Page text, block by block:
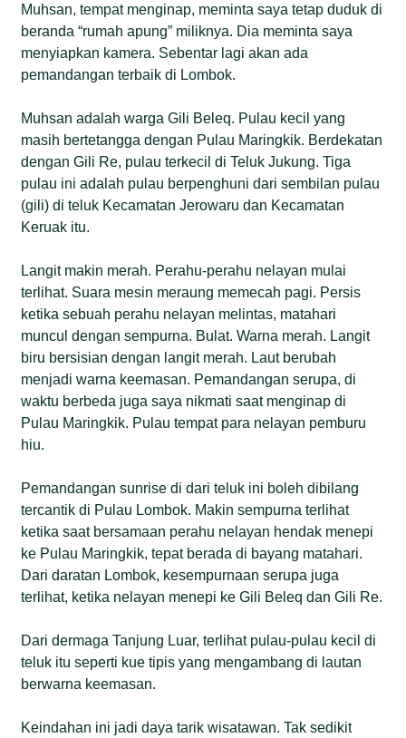
Muhsan, tempat menginap, meminta saya tetap duduk di
beranda “rumah apung” miliknya. Dia meminta saya
menyiapkan kamera. Sebentar lagi akan ada
pemandangan terbaik di Lombok.
Muhsan adalah warga Gili Beleq. Pulau kecil yang
masih bertetangga dengan Pulau Maringkik. Berdekatan
dengan Gili Re, pulau terkecil di Teluk Jukung. Tiga
pulau ini adalah pulau berpenghuni dari sembilan pulau
(gili) di teluk Kecamatan Jerowaru dan Kecamatan
Keruak itu.
Langit makin merah. Perahu-perahu nelayan mulai
terlihat. Suara mesin meraung memecah pagi. Persis
ketika sebuah perahu nelayan melintas, matahari
muncul dengan sempurna. Bulat. Warna merah. Langit
biru bersisian dengan langit merah. Laut berubah
menjadi warna keemasan. Pemandangan serupa, di
waktu berbeda juga saya nikmati saat menginap di
Pulau Maringkik. Pulau tempat para nelayan pemburu
hiu.
Pemandangan sunrise di dari teluk ini boleh dibilang
tercantik di Pulau Lombok. Makin sempurna terlihat
ketika saat bersamaan perahu nelayan hendak menepi
ke Pulau Maringkik, tepat berada di bayang matahari.
Dari daratan Lombok, kesempurnaan serupa juga
terlihat, ketika nelayan menepi ke Gili Beleq dan Gili Re.
Dari dermaga Tanjung Luar, terlihat pulau-pulau kecil di
teluk itu seperti kue tipis yang mengambang di lautan
berwarna keemasan.
Keindahan ini jadi daya tarik wisatawan. Tak sedikit